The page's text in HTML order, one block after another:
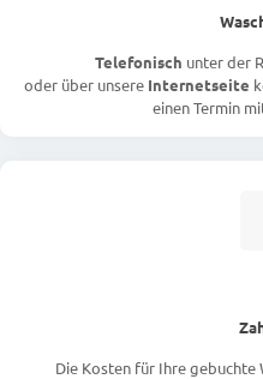
Telefonisch unter der
oder über unsere Internetseite
einen Termin
Die Kosten für Ihre gebuchte